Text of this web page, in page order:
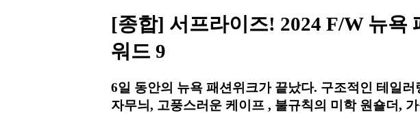
[종합] 서프라이즈! 2024 F/W 뉴욕
워드 9
6일 동안의 뉴욕 패션위크가 끝났다. 구조적인 테일
자무늬, 고풍스러운 케이프 , 불규칙의 미학 원숄더,